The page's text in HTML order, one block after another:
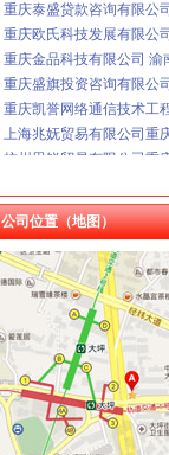
重庆欧氏科技发展有限公
重庆金品科技有限公司 渝
重庆盛旗投资咨询有限公
重庆凯誉网络通信技术工
上海兆妩贸易有限公司重
杭州思锐贸易有限公司重
重庆百谷农业开发有限公
重庆戴盛贷款咨询有限公
重庆伟尚科技发展有限公
重庆泰盛贷款咨询有限公
重庆欧氏科技发展有限公
重庆金品科技有限公司 渝
重庆盛旗投资咨询有限公
重庆凯誉网络通信技术工
上海兆妩贸易有限公司重
杭州思锐贸易有限公司重
重庆百谷农业开发有限公
公司位置（地图）
工商动态
渝中局渝中区代办公司
长寿区个协积开展五项服
潼南局重庆代办营业执照
大渡口局渝中区代办公司
渝北局重庆代办公司工商
市局选送的渝中区工商代